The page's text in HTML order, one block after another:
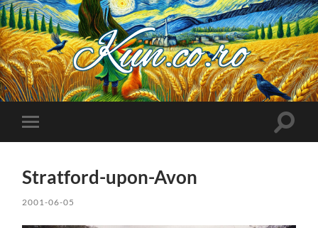
Kuncoro++
Toggle
mobile
Toggle
Stratford-upon-Avon
2001-06-05